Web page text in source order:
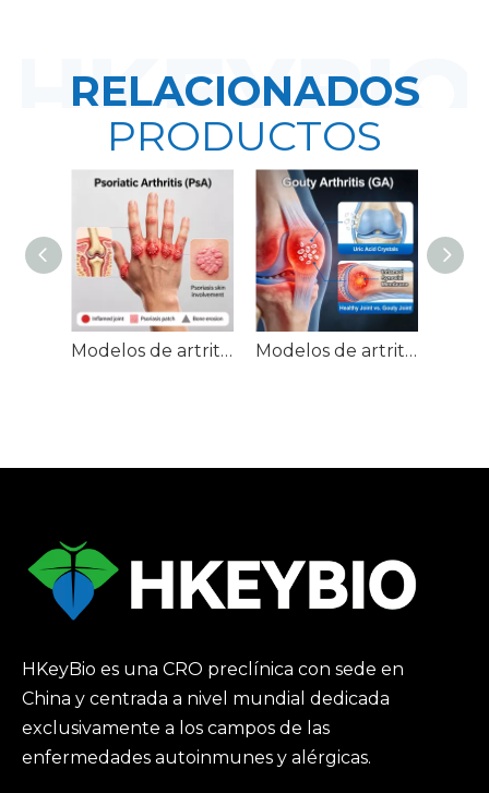
RELACIONADOS
PRODUCTOS
Modelos de artritis psoriásica (APs) en ratones Modelos de artritis gotosa (GA) en ratones
HKeyBio es una CRO preclínica con sede en
China y centrada a nivel mundial dedicada
exclusivamente a los campos de las
enfermedades autoinmunes y alérgicas.